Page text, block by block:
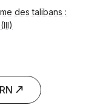
des talibans :